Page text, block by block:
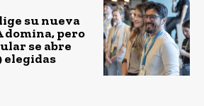
su nueva
domina, pero
se abre
elegidas